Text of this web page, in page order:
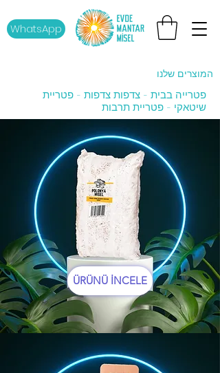
WhatsApp
המוצרים שלנו
פטרייה בבית - צדפות צדפות - פטריית
שיטאקי - פטריית תרבות
ÜRÜNÜ İNCELE